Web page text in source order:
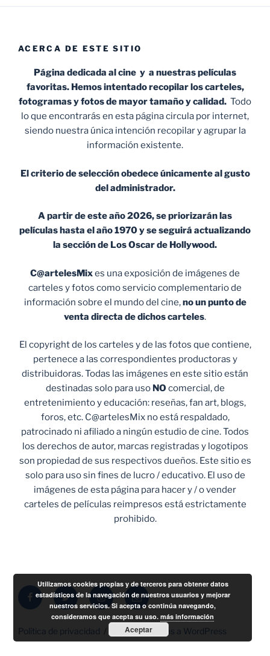
ACERCA DE ESTE SITIO
Página dedicada al cine y a nuestras películas
favoritas. Hemos intentado recopilar los carteles,
fotogramas y fotos de mayor tamaño y calidad. Todo
lo que encontrarás en esta página circula por internet,
siendo nuestra única intención recopilar y agrupar la
información existente.
El criterio de selección obedece únicamente al gusto
del administrador.
A partir de este año 2026, se priorizarán las
películas hasta el año 1970 y se seguirá actualizando
la sección de Los Oscar de Hollywood.
C@artelesMixes una exposición de imágenes de
carteles y fotos como servicio complementario de
información sobre el mundo del cine,no un punto de
venta directa de dichos carteles.
El copyright de los carteles y de las fotos que contiene,
pertenece a las correspondientes productoras y
distribuidoras. Todas las imágenes en este sitio están
destinadas solo para uso NO comercial, de
entretenimiento y educación: reseñas, fan art, blogs,
foros, etc. C@artelesMix no está respaldado,
patrocinado ni afiliado a ningún estudio de cine. Todos
los derechos de autor, marcas registradas y logotipos
son propiedad de sus respectivos dueños. Este sitio es
solo para uso sin fines de lucro / educativo. El uso de
imágenes de esta página para hacer y / o vender
carteles de películas reimpresos está estrictamente
prohibido.
FacebookTwitter InstagramCorreo
electrónico
Política de privacidad Funciona gracias a WordPress
Utilizamos cookies propias y de terceros para obtener datos
estadísticos de la navegación de nuestros usuarios y mejorar
nuestros servicios. Si acepta o continúa navegando,
consideramos que acepta su uso.más información
Aceptar